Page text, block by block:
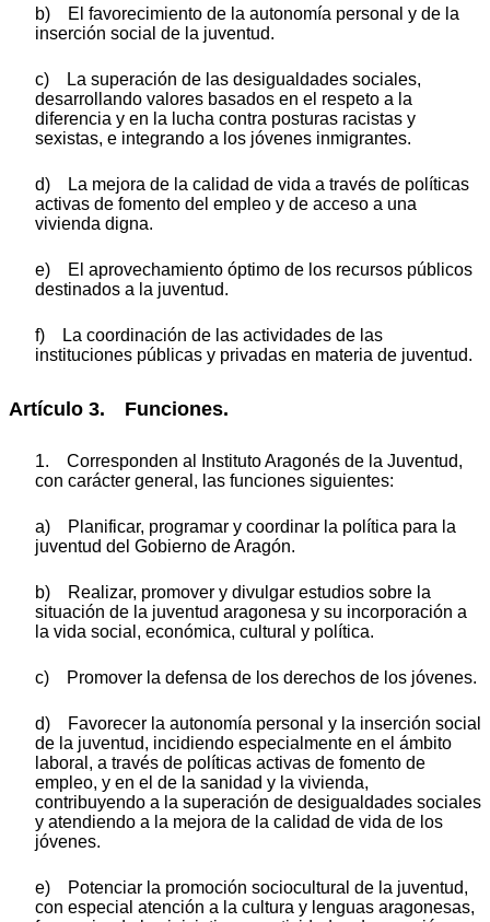
b) El favorecimiento de la autonomía personal y de la
inserción social de la juventud.
c) La superación de las desigualdades sociales,
desarrollando valores basados en el respeto a la
diferencia y en la lucha contra posturas racistas y
sexistas, e integrando a los jóvenes inmigrantes.
d) La mejora de la calidad de vida a través de políticas
activas de fomento del empleo y de acceso a una
vivienda digna.
e) El aprovechamiento óptimo de los recursos públicos
destinados a la juventud.
f) La coordinación de las actividades de las
instituciones públicas y privadas en materia de juventud.
Artículo 3. Funciones.
1. Corresponden al Instituto Aragonés de la Juventud,
con carácter general, las funciones siguientes:
a) Planificar, programar y coordinar la política para la
juventud del Gobierno de Aragón.
b) Realizar, promover y divulgar estudios sobre la
situación de la juventud aragonesa y su incorporación a
la vida social, económica, cultural y política.
c) Promover la defensa de los derechos de los jóvenes.
d) Favorecer la autonomía personal y la inserción social
de la juventud, incidiendo especialmente en el ámbito
laboral, a través de políticas activas de fomento de
empleo, y en el de la sanidad y la vivienda,
contribuyendo a la superación de desigualdades sociales
y atendiendo a la mejora de la calidad de vida de los
jóvenes.
e) Potenciar la promoción sociocultural de la juventud,
con especial atención a la cultura y lenguas aragonesas,